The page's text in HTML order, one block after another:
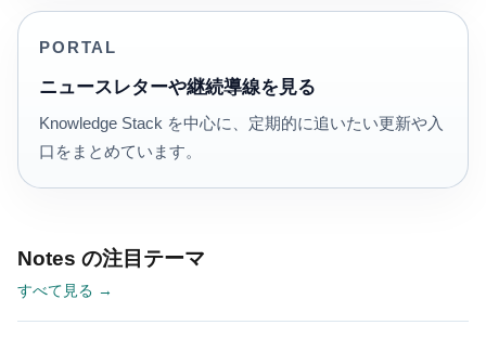
PORTAL
ニュースレターや継続導線を見る
Knowledge Stack を中心に、定期的に追いたい更新や入
口をまとめています。
Notes の注目テーマ
すべて見る →